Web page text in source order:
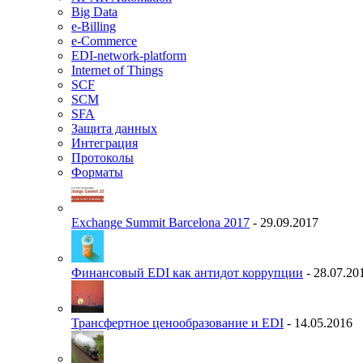
Big Data
e-Billing
e-Commerce
EDI-network-platform
Internet of Things
SCF
SCM
SFA
Защита данных
Интеграция
Протоколы
Форматы
Exchange Summit Barcelona 2017 - 29.09.2017
Финансовый EDI как антидот коррупции -
Трансфертное ценообразование и EDI - 14.05.2016